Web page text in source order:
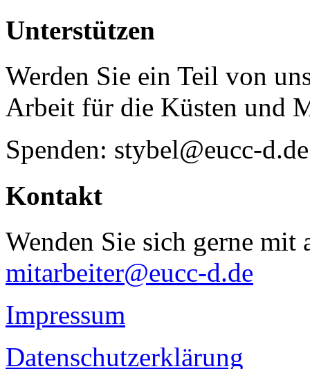
Unterstützen
Werden Sie ein Teil von
Arbeit für die Küsten und
Spenden: stybel@eucc-d.de
Kontakt
Wenden Sie sich gerne mit
mitarbeiter@eucc-d.de
Impressum
Datenschutzerklärung